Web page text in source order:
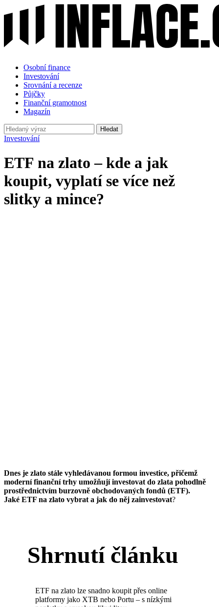
Osobní finance
Investování
Srovnání a recenze
Půjčky
Finanční gramotnost
Magazín
Hledat
Investování
ETF na zlato – kde a jak
koupit, vyplatí se více než
slitky a mince?
Dnes je zlato stále vyhledávanou formou investice, přičemž
moderní finanční trhy umožňují investovat do zlata pohodlně
prostřednictvím burzovně obchodovaných fondů (ETF).
Jaké ETF na zlato vybrat a jak do něj zainvestovat?
Shrnutí článku
ETF na zlato lze snadno koupit přes online
platformy jako XTB nebo Portu – s nízkými